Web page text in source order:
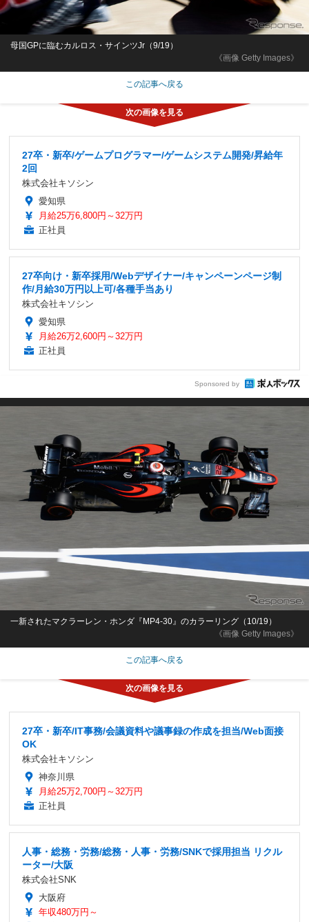
《画像 Getty Images》
母国GPに臨むカルロス・サインツJr（9/19）
この記事へ戻る
27卒・新卒/ゲームプログラマー/ゲームシステム開発/昇給年
2回
株式会社キソシン
愛知県
月給25万6,800円～32万円
正社員
27卒向け・新卒採用/Webデザイナー/キャンペーンページ制
作/月給30万円以上可/各種手当あり
株式会社キソシン
愛知県
月給26万2,600円～32万円
正社員
Sponsored by
《画像 Getty Images》
一新されたマクラーレン・ホンダ『MP4-30』のカラーリング（10/19）
この記事へ戻る
27卒・新卒/IT事務/会議資料や議事録の作成を担当/Web面接
OK
株式会社キソシン
神奈川県
月給25万2,700円～32万円
正社員
人事・総務・労務/総務・人事・労務/SNKで採用担当 リクル
ーター/大阪
株式会社SNK
大阪府
年収480万円～